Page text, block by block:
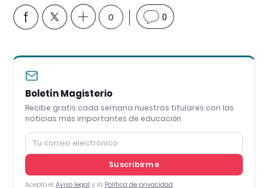
0 0
Boletín Magisterio
Recibe gratis cada semana nuestros titulares con las
noticias más importantes de educación
Suscribirme
Acepto el Aviso legal y la Política de privacidad